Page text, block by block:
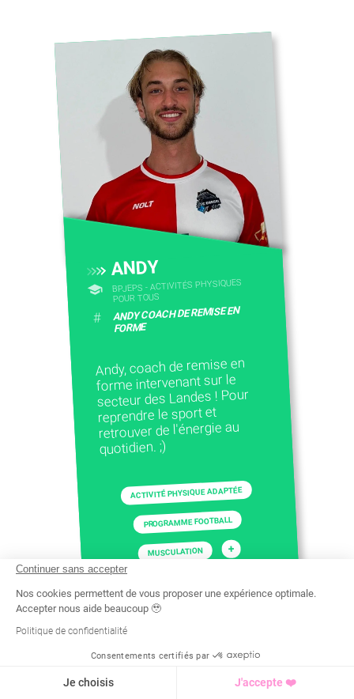
ANDY
BPJEPS - ACTIVITÉS PHYSIQUES
POUR TOUS
# ANDY COACH DE REMISE EN
FORME
Andy, coach de remise en
forme intervenant sur le
secteur des Landes ! Pour
reprendre le sport et
retrouver de l'énergie au
quotidien. ;)
ACTIVITÉ PHYSIQUE ADAPTÉE
PROGRAMME FOOTBALL
MUSCULATION +
Continuer sans accepter
Nos cookies permettent de vous proposer une expérience optimale.
Accepter nous aide beaucoup 🥹
Politique de confidentialité
Consentements certifiés par
Je choisis J'accepte ❤️